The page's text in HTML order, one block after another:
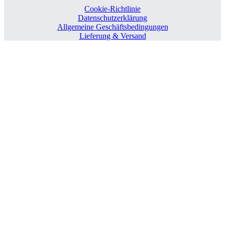
Cookie-Richtlinie
Datenschutzerklärung
Allgemeine Geschäftsbedingungen
Lieferung & Versand